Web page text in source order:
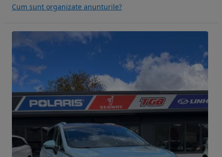
Cum sunt organizate anunturile?